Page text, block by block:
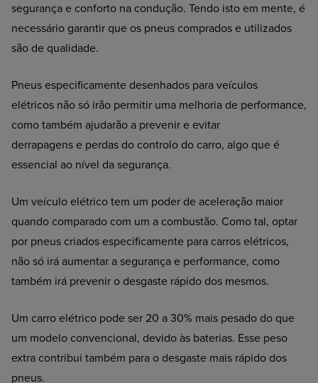
segurança e conforto na condução. Tendo isto em mente, é
necessário garantir que os pneus comprados e utilizados
são de qualidade.
Pneus especificamente desenhados para veículos
elétricos não só irão permitir uma melhoria de performance,
como também ajudarão a prevenir e evitar
derrapagens e perdas do controlo do carro, algo que é
essencial ao nível da segurança.
Um veículo elétrico tem um poder de aceleração maior
quando comparado com um a combustão. Como tal, optar
por pneus criados especificamente para carros elétricos,
não só irá aumentar a segurança e performance, como
também irá prevenir o desgaste rápido dos mesmos.
Um carro elétrico pode ser 20 a 30% mais pesado do que
um modelo convencional, devido às baterias. Esse peso
extra contribui também para o desgaste mais rápido dos
pneus.